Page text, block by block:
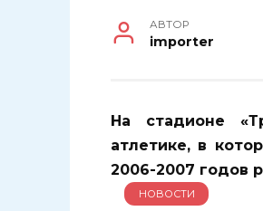
АВТОР
importer
На стадионе
атлетике, в
2006-2007 годов
НОВОСТИ